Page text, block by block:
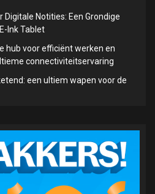
Digitale Notities: Een Grondige
Ink Tablet
hub voor efficiënt werken en
connectiviteitservaring
een ultiem wapen voor de